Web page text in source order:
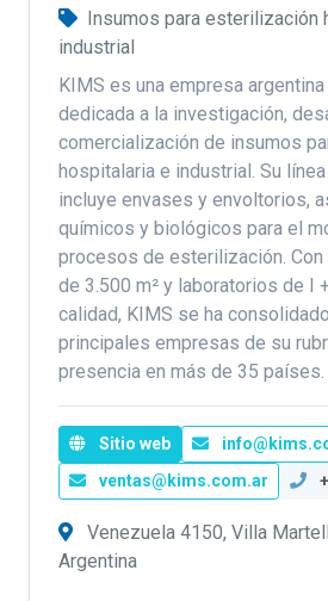
Insumos para esterilización
industrial
KIMS es una empresa
dedicada a la investigación,
comercialización de insumos
hospitalaria e industrial. Su
incluye envases y envoltorios,
químicos y biológicos para el
procesos de esterilización. Con
de 3.500 m² y laboratorios de I
calidad, KIMS se ha
principales empresas de su
presencia en más de 35 países.
Sitio web
ventas@kims.com.ar
Venezuela 4150, Villa
Argentina